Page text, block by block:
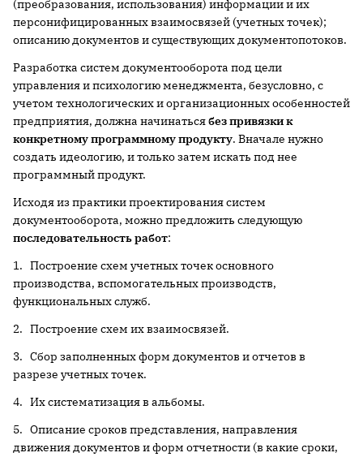
(преобразования, использования) информации и их
персонифицированных взаимосвязей (учетных точек);
описанию документов и существующих документопотоков.
Разработка систем документооборота под цели
управления и психологию менеджмента, безусловно, с
учетом технологических и организационных особенностей
предприятия, должна начинатьсябез привязки к
конкретному программному продукту. Вначале нужно
создать идеологию, и только затем искать под нее
программный продукт.
Исходя из практики проектирования систем
документооборота, можно предложить следующую
последовательность работ:
1. Построение схем учетных точек основного
производства, вспомогательных производств,
функциональных служб.
2. Построение схем их взаимосвязей.
3. Сбор заполненных форм документов и отчетов в
разрезе учетных точек.
4. Их систематизация в альбомы.
5. Описание сроков представления, направления
движения документов и форм отчетности (в какие сроки,